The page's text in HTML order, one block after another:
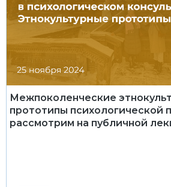
Межпоколенческие
прототипы психологической
рассмотрим на публичной